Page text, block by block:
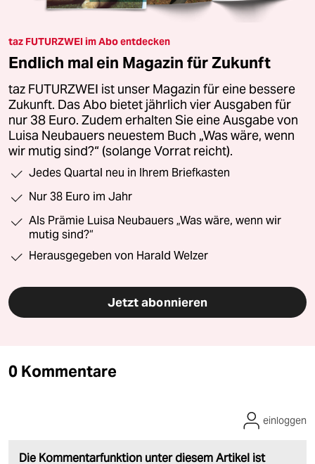
taz FUTURZWEI im Abo entdecken
Endlich mal ein Magazin für Zukunft
taz FUTURZWEI ist unser Magazin für eine bessere
Zukunft. Das Abo bietet jährlich vier Ausgaben für
nur 38 Euro. Zudem erhalten Sie eine Ausgabe von
Luisa Neubauers neuestem Buch „Was wäre, wenn
wir mutig sind?“ (solange Vorrat reicht).
Jedes Quartal neu in Ihrem Briefkasten
Nur 38 Euro im Jahr
Als Prämie Luisa Neubauers „Was wäre, wenn wir
mutig sind?“
Herausgegeben von Harald Welzer
Jetzt abonnieren
0 Kommentare
Die Kommentarfunktion unter diesem Artikel ist
einloggen